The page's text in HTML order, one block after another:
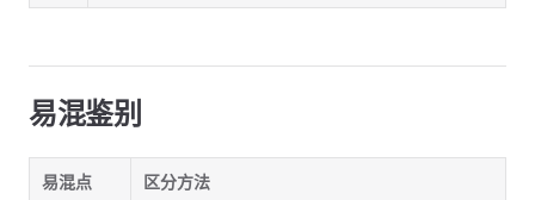
易混鉴别
易混点 区分方法